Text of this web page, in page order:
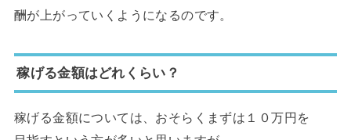
酬が上がっていくようになるのです。
稼げる金額はどれくらい？
稼げる金額については、おそらくまずは１０万円を